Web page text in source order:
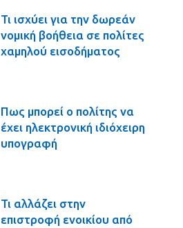
Τι ισχύει για την δωρεάν
νομική βοήθεια σε πολίτες
χαμηλού εισοδήματος
Πως μπορεί ο πολίτης να
έχει ηλεκτρονική ιδιόχειρη
υπογραφή
Τι αλλάζει στην
επιστροφή ενοικίου από